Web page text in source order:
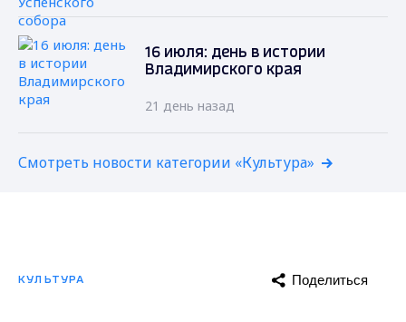
16 июля: день в истории
Владимирского края
21 день назад
Смотреть новости категории «Культура»
КУЛЬТУРА Поделиться